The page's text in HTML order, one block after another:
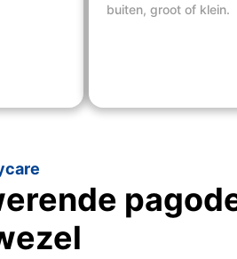
buiten, groot of klein.